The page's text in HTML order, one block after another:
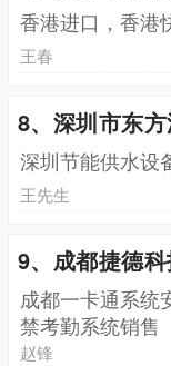
香港进口，香港
王春
8、深圳市东
深圳节能供水设
王先生
9、成都捷德
成都一卡通系统
禁考勤系统销售
赵锋